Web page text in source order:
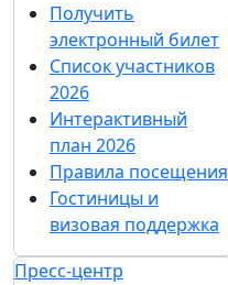
Получить
электронный билет
Список участников
2026
Интерактивный
план 2026
Правила посещения
Гостиницы и
визовая поддержка
Пресс-центр